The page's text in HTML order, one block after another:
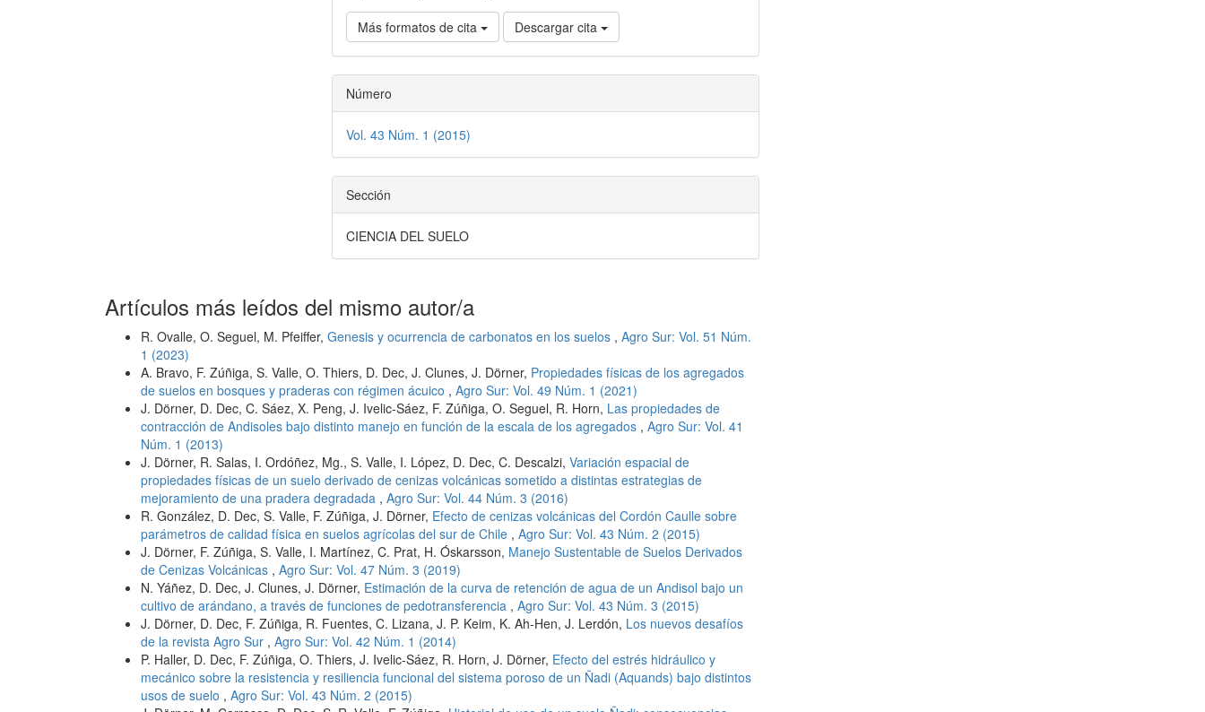
Más formatos de cita Descargar cita
Número
Vol. 43 Núm. 1 (2015)
Sección
CIENCIA DEL SUELO
Artículos más leídos del mismo autor/a
R. Ovalle, O. Seguel, M. Pfeiffer, Genesis y ocurrencia de carbonatos en los suelos , Agro Sur: Vol. 51 Núm.
1 (2023)
A. Bravo, F. Zúñiga, S. Valle, O. Thiers, D. Dec, J. Clunes, J. Dörner, Propiedades físicas de los agregados
de suelos en bosques y praderas con régimen ácuico , Agro Sur: Vol. 49 Núm. 1 (2021)
J. Dörner, D. Dec, C. Sáez, X. Peng, J. Ivelic-Sáez, F. Zúñiga, O. Seguel, R. Horn, Las propiedades de
contracción de Andisoles bajo distinto manejo en función de la escala de los agregados , Agro Sur: Vol. 41
Núm. 1 (2013)
J. Dörner, R. Salas, I. Ordóñez, Mg., S. Valle, I. López, D. Dec, C. Descalzi, Variación espacial de
propiedades físicas de un suelo derivado de cenizas volcánicas sometido a distintas estrategias de
mejoramiento de una pradera degradada , Agro Sur: Vol. 44 Núm. 3 (2016)
R. González, D. Dec, S. Valle, F. Zúñiga, J. Dörner, Efecto de cenizas volcánicas del Cordón Caulle sobre
parámetros de calidad física en suelos agrícolas del sur de Chile , Agro Sur: Vol. 43 Núm. 2 (2015)
J. Dörner, F. Zúñiga, S. Valle, I. Martínez, C. Prat, H. Óskarsson, Manejo Sustentable de Suelos Derivados
de Cenizas Volcánicas , Agro Sur: Vol. 47 Núm. 3 (2019)
N. Yáñez, D. Dec, J. Clunes, J. Dörner, Estimación de la curva de retención de agua de un Andisol bajo un
cultivo de arándano, a través de funciones de pedotransferencia , Agro Sur: Vol. 43 Núm. 3 (2015)
J. Dörner, D. Dec, F. Zúñiga, R. Fuentes, C. Lizana, J. P. Keim, K. Ah-Hen, J. Lerdón, Los nuevos desafíos
de la revista Agro Sur , Agro Sur: Vol. 42 Núm. 1 (2014)
P. Haller, D. Dec, F. Zúñiga, O. Thiers, J. Ivelic-Sáez, R. Horn, J. Dörner, Efecto del estrés hidráulico y
mecánico sobre la resistencia y resiliencia funcional del sistema poroso de un Ñadi (Aquands) bajo distintos
usos de suelo , Agro Sur: Vol. 43 Núm. 2 (2015)